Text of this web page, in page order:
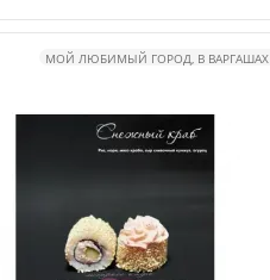
МОЙ ЛЮБИМЫЙ ГОРОД, В ВАРГАШАХ